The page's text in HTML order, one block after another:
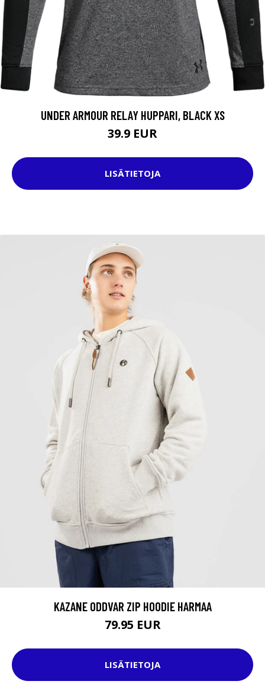
UNDER ARMOUR RELAY HUPPARI, BLACK XS
39.9 EUR
LISÄTIETOJA
KAZANE ODDVAR ZIP HOODIE HARMAA
79.95 EUR
LISÄTIETOJA